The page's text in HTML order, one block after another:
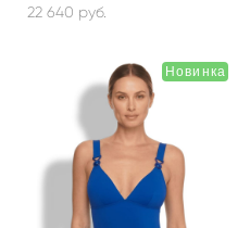
22 640 pуб.
Новинка